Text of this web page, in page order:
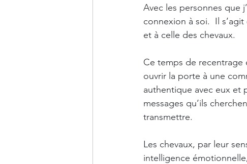
Avec les personnes que
connexion à soi.  Il
et à celle des chevaux.
Ce temps de recentrage
ouvrir la porte à une
authentique avec eux et
messages qu’ils
transmettre.
Les chevaux, par leur
intelligence